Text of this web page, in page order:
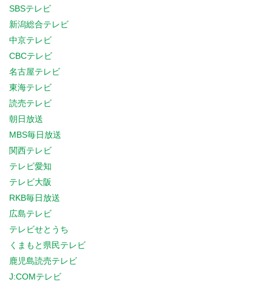
SBSテレビ
新潟総合テレビ
中京テレビ
CBCテレビ
名古屋テレビ
東海テレビ
読売テレビ
朝日放送
MBS毎日放送
関西テレビ
テレビ愛知
テレビ大阪
RKB毎日放送
広島テレビ
テレビせとうち
くまもと県民テレビ
鹿児島読売テレビ
J:COMテレビ